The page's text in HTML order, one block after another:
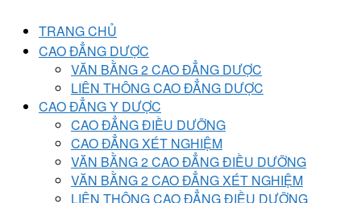
TRANG CHỦ
CAO ĐẲNG DƯỢC
VĂN BẰNG 2 CAO ĐẲNG DƯỢC
LIÊN THÔNG CAO ĐẲNG DƯỢC
CAO ĐẲNG Y DƯỢC
CAO ĐẲNG ĐIỀU DƯỠNG
CAO ĐẲNG XÉT NGHIỆM
VĂN BẰNG 2 CAO ĐẲNG ĐIỀU DƯỠNG
VĂN BẰNG 2 CAO ĐẲNG XÉT NGHIỆM
LIÊN THÔNG CAO ĐẲNG ĐIỀU DƯỠNG